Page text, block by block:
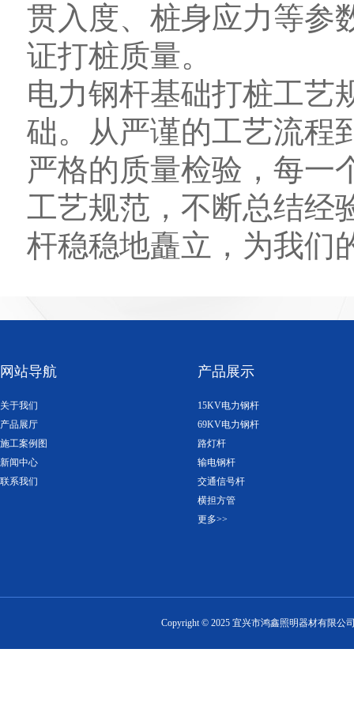
贯入度、桩身应力等参
证打桩质量。
电力钢杆基础打桩工艺
础。从严谨的工艺流程
严格的质量检验，每一
工艺规范，不断总结经
杆稳稳地矗立，为我们
网站导航
关于我们
产品展厅
施工案例图
新闻中心
联系我们
产品展示
15KV电力钢杆
69KV电力钢杆
路灯杆
输电钢杆
交通信号杆
横担方管
更多>>
Copyright © 2025 宜兴市鸿鑫照明器材有限公